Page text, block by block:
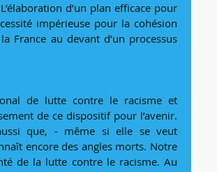
d’un plan efficace pour
impérieuse pour la cohésion
France au devant d’un processus
de lutte contre le racisme et
de ce dispositif pour l’avenir.
que, - même si elle se veut
encore des angles morts. Notre
de la lutte contre le racisme. Au